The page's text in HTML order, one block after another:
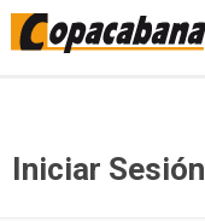
Iniciar Sesión